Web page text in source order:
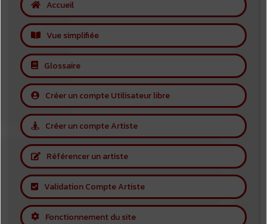
Accueil
Vue simplifiée
Glossaire
Créer un compte Utilisateur libre
Créer un compte Artiste
Référencer un artiste
Validation Compte Artiste
Fonctionnement du site